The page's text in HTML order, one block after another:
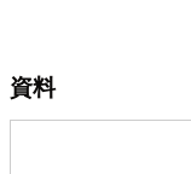
資料